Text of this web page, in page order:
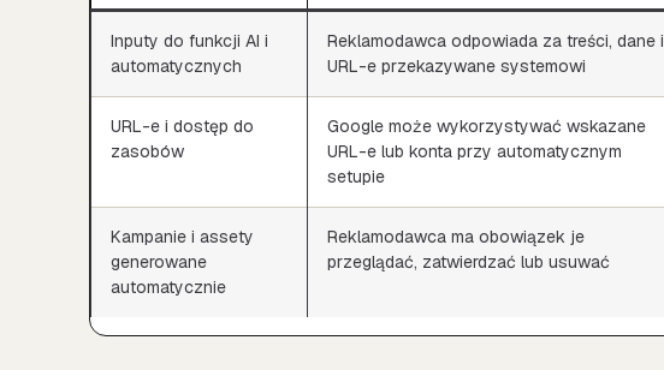
Inputy do funkcji AI i
automatycznych
Reklamodawca odpowiada za treści, dane i
URL-e przekazywane systemowi
URL-e i dostęp do
zasobów
Google może wykorzystywać wskazane
URL-e lub konta przy automatycznym
setupie
Kampanie i assety
generowane
automatycznie
Reklamodawca ma obowiązek je
przeglądać, zatwierdzać lub usuwać